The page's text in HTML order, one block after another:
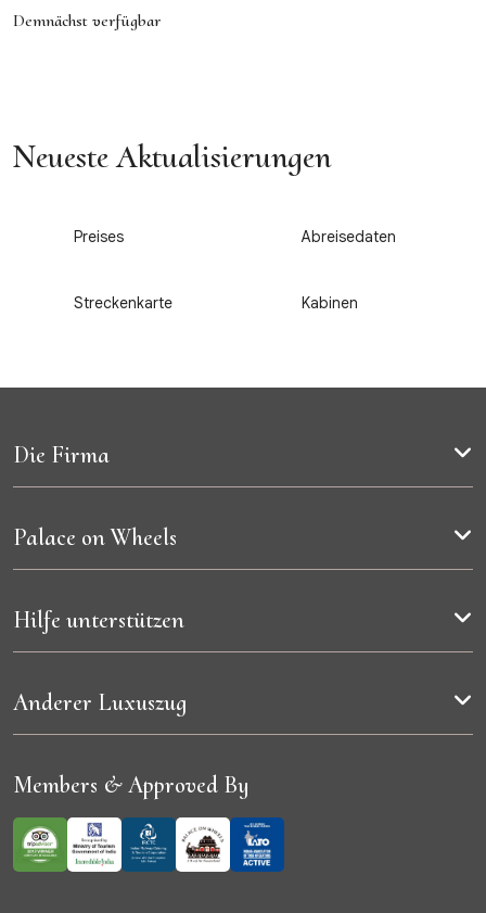
Demnächst verfügbar
Neueste Aktualisierungen
Preises Abreisedaten
Streckenkarte Kabinen
Die Firma
Palace on Wheels
Hilfe unterstützen
Anderer Luxuszug
Members & Approved By